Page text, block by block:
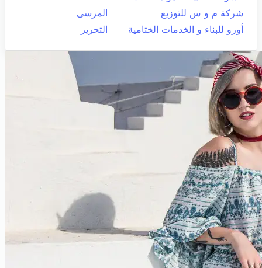
شركة م و س للتوزيع
المرسى
أورو للبناء و الخدمات الختامية
التحرير